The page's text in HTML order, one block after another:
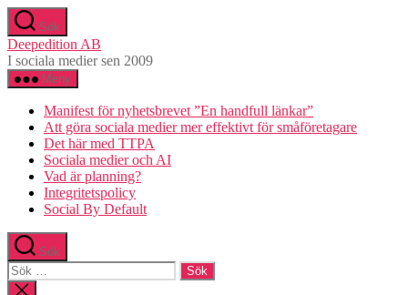
Hoppa
till
innehåll
Sök
Deepedition AB
I sociala medier sen 2009
Meny
Manifest för nyhetsbrevet ”En handfull länkar”
Att göra sociala medier mer effektivt för småföretagare
Det här med TTPA
Sociala medier och AI
Vad är planning?
Integritetspolicy
Social By Default
Sök
Sök
efter:
Stäng